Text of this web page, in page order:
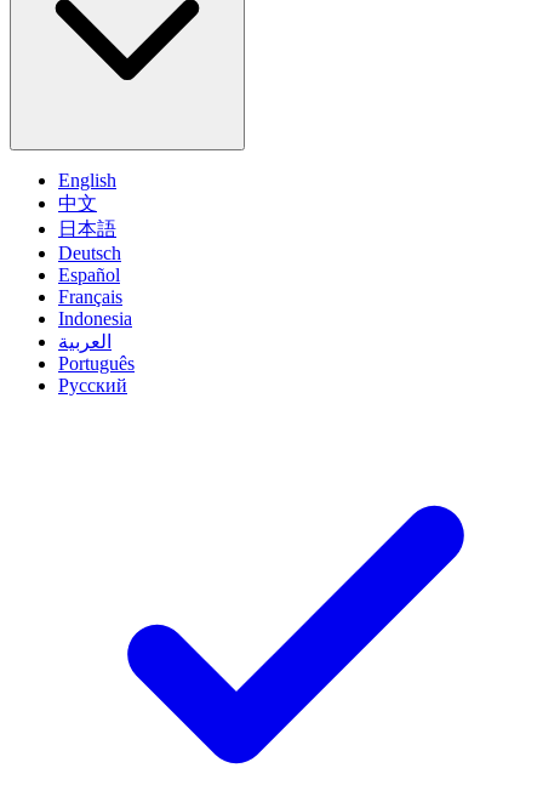
English
中文
日本語
Deutsch
Español
Français
Indonesia
العربية
Português
Pусский